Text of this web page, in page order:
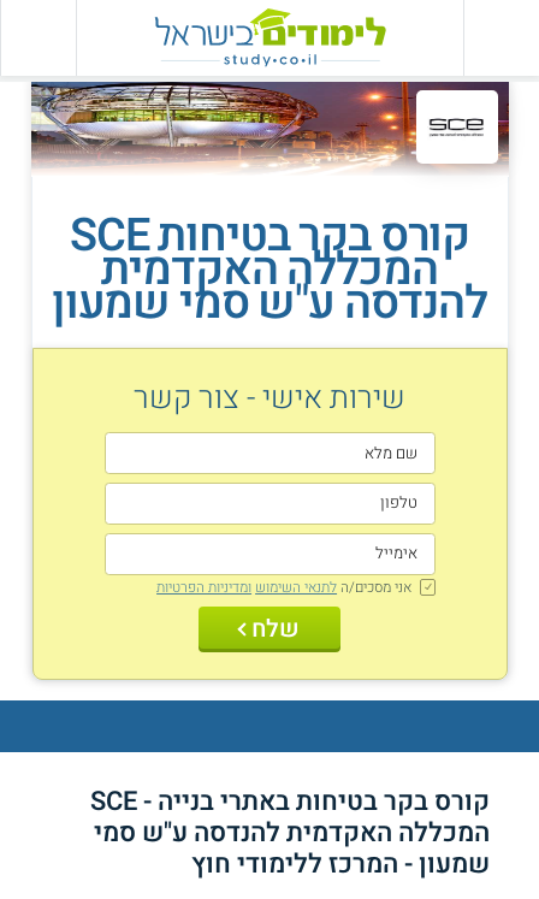
קורס בקר בטיחות SCE
המכללה האקדמית
להנדסה ע"ש סמי שמעון
שירות אישי - צור קשר
אני מסכים/ה לתנאי השימוש ומדיניות הפרטיות
שלח
קורס בקר בטיחות באתרי בנייה - SCE
המכללה האקדמית להנדסה ע"ש סמי
שמעון - המרכז ללימודי חוץ